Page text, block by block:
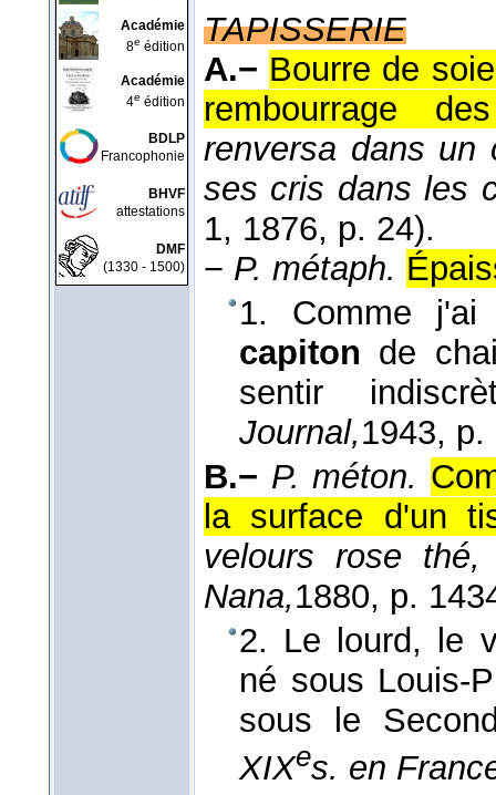
Académie
8e édition
Académie
4e édition
BDLP
Francophonie
BHVF
attestations
DMF
(1330 - 1500)
TAPISSERIE
A.− Bourre de
rembourrage
renversa dans un
ses cris dans les
1, 1876, p. 24).
− P. métaph.
1. Comme j'ai
capiton de
sentir
Journal,1943, p.
B.− P. méton.
la surface d'un
velours rose
Nana,1880, p.
2. Le lourd, le
né sous Louis-
sous le
XIXes. en